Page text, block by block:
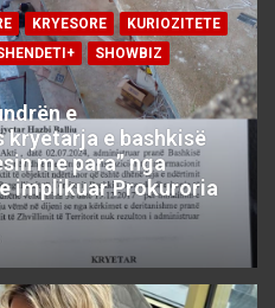
KRYESORE
KURIOZITETE
SHOWBIZ
e
e bashkisë
me para” nga
implikuar Prokuroria